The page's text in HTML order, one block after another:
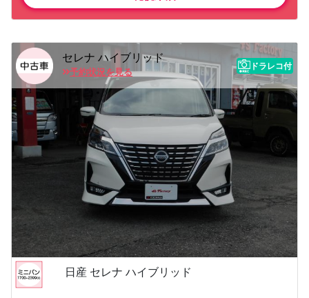
セレナ ハイブリッド
予約状況を見る
ドラレコ付
日産 セレナ ハイブリッド